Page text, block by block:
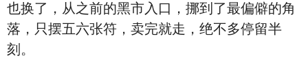
也换了，从之前的黑市入口，挪到了最偏僻的角
落，只摆五六张符，卖完就走，绝不多停留半
刻。